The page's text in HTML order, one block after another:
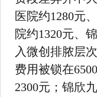
医院约1280元
院约1320元、
入微创排脓层
费用被锁在
2300元；锦欣